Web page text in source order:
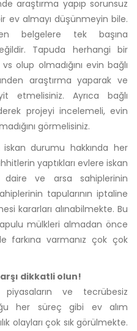
araştırma yapıp sorunsuz
ev almayı düşünmeyin bile.
belgelere tek başına
Tapuda herhangi bir
olup olmadığını evin bağlı
araştırma yaparak ve
etmelisiniz. Ayrıca bağlı
projeyi incelemeli, evin
görmelisiniz.
iskan durumu hakkında her
yaptıkları evlere iskan
daire ve arsa sahiplerinin
tapularının iptaline
kararları alınabilmekte. Bu
mülkleri almadan önce
farkına varmanız çok çok
dikkatli olun!
ve tecrübesiz
her süreç gibi ev alım
olayları çok sık görülmekte.